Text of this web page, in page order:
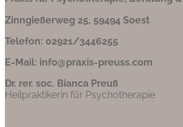
Zinngießerweg 25, 59494 Soest
Telefon: 02921/3446255
E-Mail: info@praxis-preuss.com
Dr. rer. soc. Bianca Preuß
Heilpraktikerin für Psychotherapie